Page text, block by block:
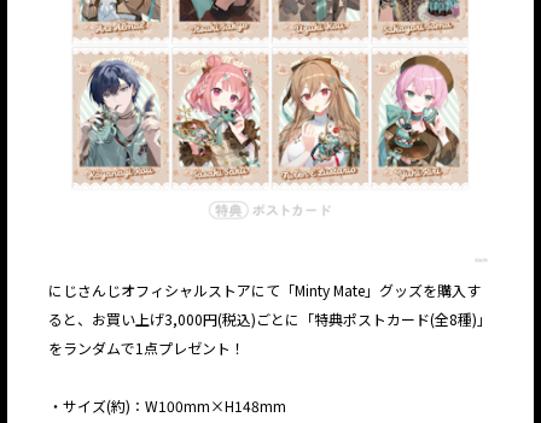
にじさんじオフィシャルストアにて「Minty Mate」グッズを購入す
ると、お買い上げ3,000円(税込)ごとに「特典ポストカード(全8種)」
をランダムで1点プレゼント！
・サイズ(約)：W100mm×H148mm